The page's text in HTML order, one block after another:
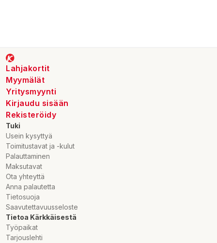
Lahjakortit
Myymälät
Yritysmyynti
Kirjaudu sisään
Rekisteröidy
Tuki
Usein kysyttyä
Toimitustavat ja -kulut
Palauttaminen
Maksutavat
Ota yhteyttä
Anna palautetta
Tietosuoja
Saavutettavuusseloste
Tietoa Kärkkäisestä
Työpaikat
Tarjouslehti